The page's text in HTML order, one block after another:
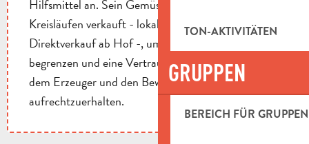
TON-AKTIVITÄTEN
GRUPPEN
BEREICH FÜR GRUPPEN
Hilfsmittel an. Sein Gemüse wird in ultrakurzen
Kreisläufen verkauft - lokale Märkte, AMAP und
Direktverkauf ab Hof -, um die Transportwege zu
begrenzen und eine Vertrauensbeziehung zwischen
dem Erzeuger und den Bewohnern der Region
aufrechtzuerhalten.